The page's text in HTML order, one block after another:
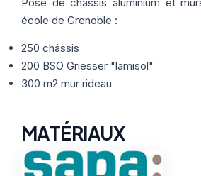
Nos Formules ACTUALITÉS
CONTACT
école de Grenoble :
250 châssis
200 BSO Griesser "lamisol"
300 m2 mur rideau
MATÉRIAUX